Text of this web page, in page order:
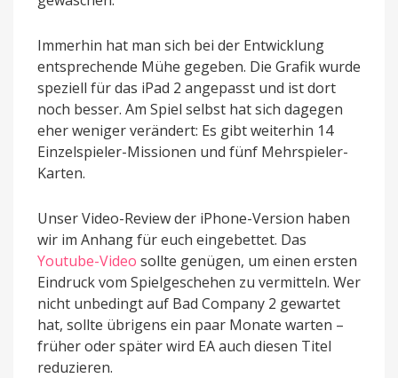
Immerhin hat man sich bei der Entwicklung
entsprechende Mühe gegeben. Die Grafik wurde
speziell für das iPad 2 angepasst und ist dort
noch besser. Am Spiel selbst hat sich dagegen
eher weniger verändert: Es gibt weiterhin 14
Einzelspieler-Missionen und fünf Mehrspieler-
Karten.
Unser Video-Review der iPhone-Version haben
wir im Anhang für euch eingebettet. Das
Youtube-Video sollte genügen, um einen ersten
Eindruck vom Spielgeschehen zu vermitteln. Wer
nicht unbedingt auf Bad Company 2 gewartet
hat, sollte übrigens ein paar Monate warten –
früher oder später wird EA auch diesen Titel
reduzieren.